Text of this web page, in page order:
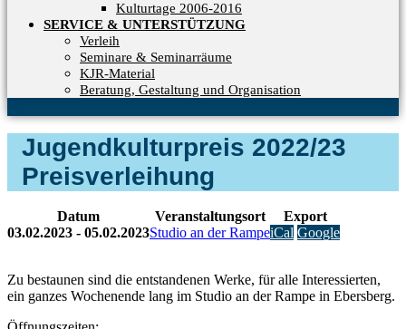
Kulturtage 2006-2016
SERVICE & UNTERSTÜTZUNG
Verleih
Seminare & Seminarräume
KJR-Material
Beratung, Gestaltung und Organisation
Jugendkulturpreis 2022/23
Preisverleihung
Datum Veranstaltungsort
Export
03.02.2023 - 05.02.2023Studio an der RampeiCal Google
Zu bestaunen sind die entstandenen Werke, für alle Interessierten,
ein ganzes Wochenende lang im Studio an der Rampe in Ebersberg.